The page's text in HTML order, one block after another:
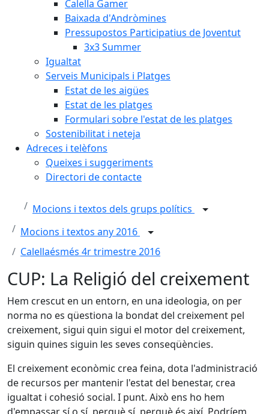
Calella Gamer
Baixada d'Andròmines
Pressupostos Participatius de Joventut
3x3 Summer
Igualtat
Serveis Municipals i Platges
Estat de les aigües
Estat de les platges
Formulari sobre l'estat de les platges
Sostenibilitat i neteja
Adreces i telèfons
Queixes i suggeriments
Directori de contacte
Mocions i textos dels grups polítics
Mocions i textos any 2016
Calellaésmés 4r trimestre 2016
CUP: La Religió del creixement
Hem crescut en un entorn, en una ideologia, on per
norma no es qüestiona la bondat del creixement pel
creixement, sigui quin sigui el motor del creixement,
siguin quines siguin les seves conseqüències.
El creixement econòmic crea feina, dota l'administració
de recursos per mantenir l'estat del benestar, crea
igualtat i cohesió social. I punt. Això ens ho hem